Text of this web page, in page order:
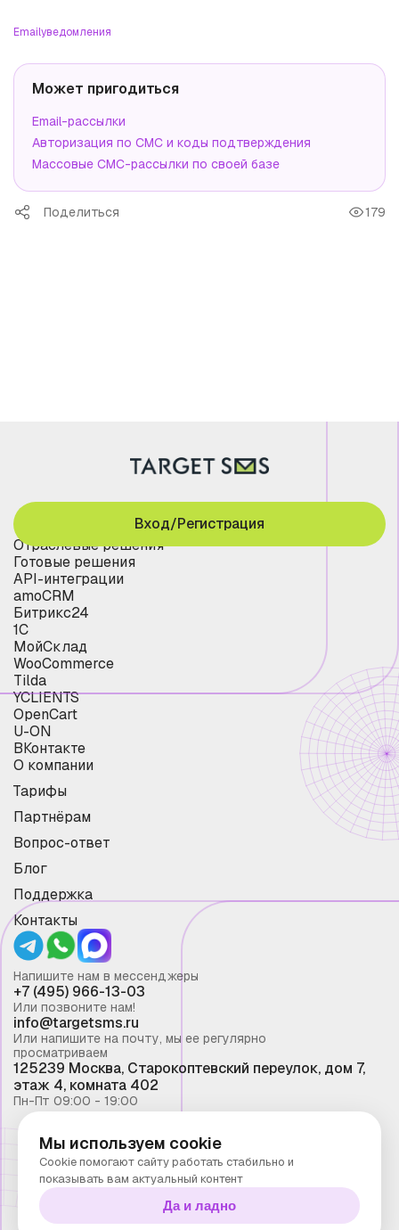
Emailуведомления
Может пригодиться
Email-рассылки
Авторизация по СМС и коды подтверждения
Массовые СМС-рассылки по своей базе
Поделиться 179
Отраслевые решения
Готовые решения
API-интеграции
amoCRM
Битрикс24
1С
МойСклад
WooCommerce
Tilda
YCLIENTS
OpenCart
U-ON
ВКонтакте
О компании
Тарифы
Партнёрам
Вопрос-ответ
Блог
Поддержка
Контакты
Вход/Регистрация
Напишите нам в мессенджеры
+7 (495) 966-13-03
Или позвоните нам!
info@targetsms.ru
Или напишите на почту, мы ее регулярно
просматриваем
125239 Москва, Старокоптевский переулок, дом 7,
этаж 4, комната 402
Пн-Пт 09:00 - 19:00
Смс рассылка 2026 ©
Запрещено копирование материалов сайта без
письменного разрешения ООО "Таргет Телеком"
Политика конфиденциальности
Мы используем cookie
Cookie помогают сайту работать стабильно и
показывать вам актуальный контент
Да и ладно